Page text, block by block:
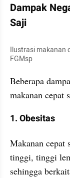
Dampak
Saji
Ilustrasi makanan
FGMsp
Beberapa
makanan cepat
1. Obesitas
Makanan cepat
tinggi, tinggi
sehingga